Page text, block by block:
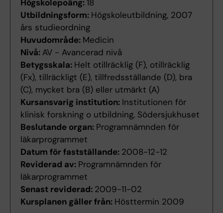
Högskolepoäng:18
Utbildningsform: Högskoleutbildning, 2007
års studieordning
Huvudområde: Medicin
Nivå: AV - Avancerad nivå
Betygsskala: Helt otillräcklig (F), otillräcklig
(Fx), tillräckligt (E), tillfredsställande (D), bra
(C), mycket bra (B) eller utmärkt (A)
Kursansvarig institution: Institutionen för
klinisk forskning o utbildning, Södersjukhuset
Beslutande organ: Programnämnden för
läkarprogrammet
Datum för fastställande: 2008-12-12
Reviderad av: Programnämnden för
läkarprogrammet
Senast reviderad: 2009-11-02
Kursplanen gäller från: Hösttermin 2009